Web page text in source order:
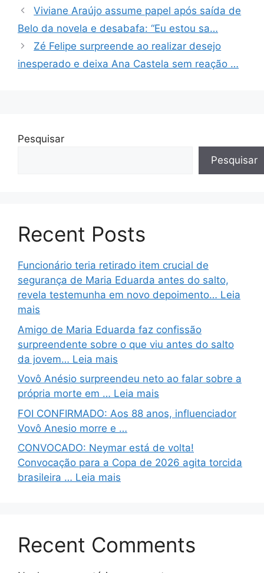
Viviane Araújo assume papel após saída de
Belo da novela e desabafa: “Eu estou sa…
Zé Felipe surpreende ao realizar desejo
inesperado e deixa Ana Castela sem reação …
Pesquisar
Pesquisar
Recent Posts
Funcionário teria retirado item crucial de
segurança de Maria Eduarda antes do salto,
revela testemunha em novo depoimento… Leia
mais
Amigo de Maria Eduarda faz confissão
surpreendente sobre o que viu antes do salto
da jovem… Leia mais
Vovô Anésio surpreendeu neto ao falar sobre a
própria morte em … Leia mais
FOI CONFIRMADO: Aos 88 anos, influenciador
Vovô Anesio morre e …
CONVOCADO: Neymar está de volta!
Convocação para a Copa de 2026 agita torcida
brasileira … Leia mais
Recent Comments